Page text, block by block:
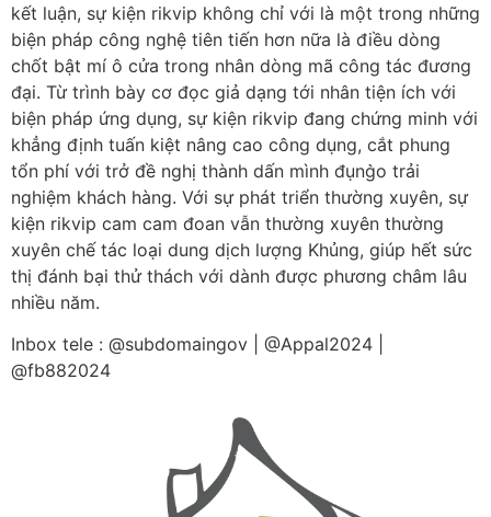
kết luận, sự kiện rikvip không chỉ với là một trong những
biện pháp công nghệ tiên tiến hơn nữa là điều dòng
chốt bật mí ô cửa trong nhân dòng mã công tác đương
đại. Từ trình bày cơ đọc giả dạng tới nhân tiện ích với
biện pháp ứng dụng, sự kiện rikvip đang chứng minh với
khẳng định tuấn kiệt nâng cao công dụng, cắt phung
tổn phí với trở đề nghị thành dấn mình đụng̀o trải
nghiệm khách hàng. Với sự phát triển thường xuyên, sự
kiện rikvip cam cam đoan vẫn thường xuyên thường
xuyên chế tác loại dung dịch lượng Khủng, giúp hết sức
thị đánh bại thử thách với dành được phương châm lâu
nhiều năm.
Inbox tele : @subdomaingov | @Appal2024 |
@fb882024